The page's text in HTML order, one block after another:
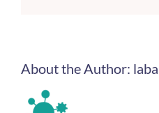
About the Author: